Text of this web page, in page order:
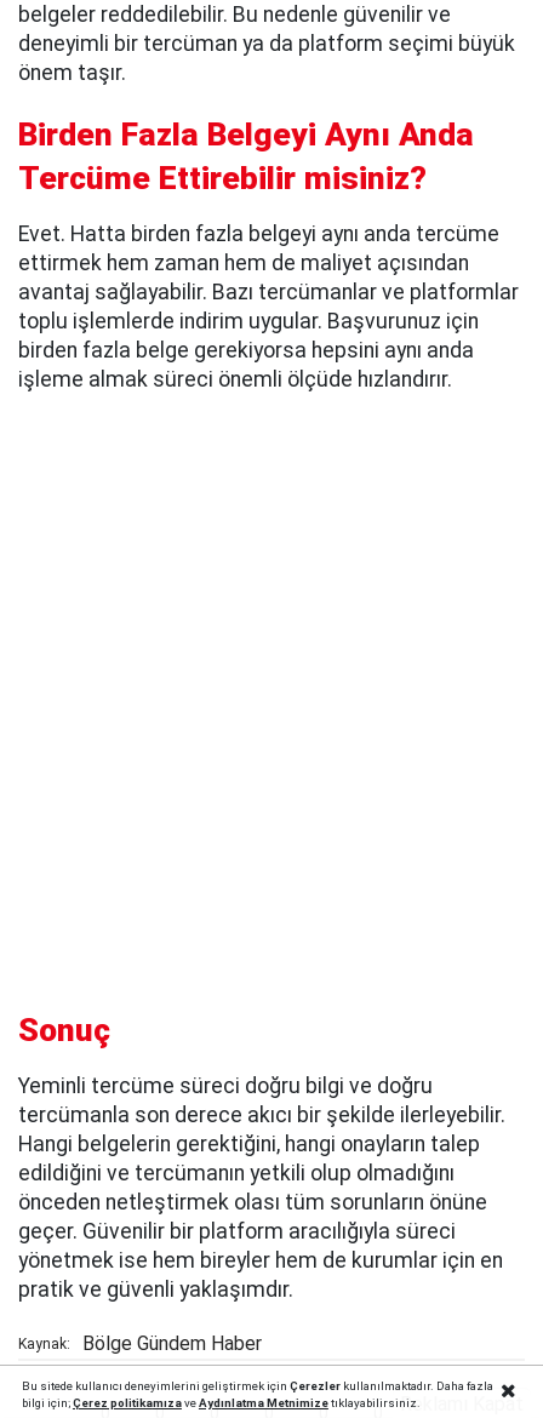
belgeler reddedilebilir. Bu nedenle güvenilir ve
deneyimli bir tercüman ya da platform seçimi büyük
önem taşır.
Birden Fazla Belgeyi Aynı Anda
Tercüme Ettirebilir misiniz?
Evet. Hatta birden fazla belgeyi aynı anda tercüme
ettirmek hem zaman hem de maliyet açısından
avantaj sağlayabilir. Bazı tercümanlar ve platformlar
toplu işlemlerde indirim uygular. Başvurunuz için
birden fazla belge gerekiyorsa hepsini aynı anda
işleme almak süreci önemli ölçüde hızlandırır.
Sonuç
Yeminli tercüme süreci doğru bilgi ve doğru
tercümanla son derece akıcı bir şekilde ilerleyebilir.
Hangi belgelerin gerektiğini, hangi onayların talep
edildiğini ve tercümanın yetkili olup olmadığını
önceden netleştirmek olası tüm sorunların önüne
geçer. Güvenilir bir platform aracılığıyla süreci
yönetmek ise hem bireyler hem de kurumlar için en
pratik ve güvenli yaklaşımdır.
Kaynak: Bölge Gündem Haber
0 0 0 0 0 0
Bu sitede kullanıcı deneyimlerini geliştirmek için Çerezlerkullanılmaktadır. Daha fazla
bilgi için;Çerez politikamızaveAydınlatma Metnimizetıklayabilirsiniz.Reklamı Kapat